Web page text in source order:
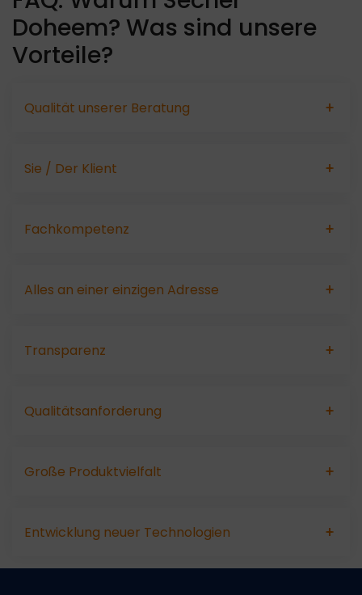
Doheem? Was sind unsere
Vorteile?
Qualität unserer Beratung
Sie / Der Klient
Fachkompetenz
Alles an einer einzigen Adresse
Transparenz
Qualitätsanforderung
Große Produktvielfalt
Entwicklung neuer Technologien